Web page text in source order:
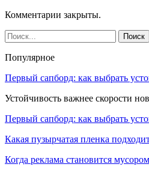
Комментарии закрыты.
Популярное
Первый сапборд: как выбрать
Устойчивость важнее скорости
Первый сапборд: как выбрать
Какая пузырчатая пленка
Когда реклама становится мусором